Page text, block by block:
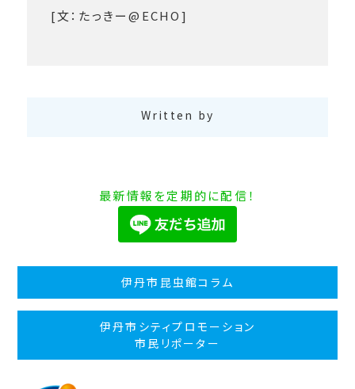
[文：たっきー@ECHO]
Written by
最新情報を定期的に配信！
伊丹市昆虫館コラム
伊丹市シティプロモーション
市民リポーター